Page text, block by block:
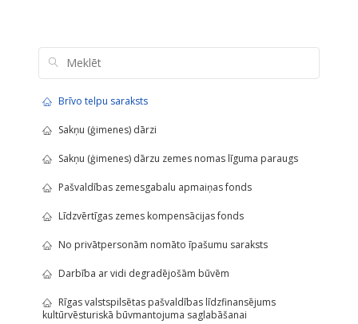
Brīvo telpu saraksts
Sakņu (ģimenes) dārzi
Sakņu (ģimenes) dārzu zemes nomas līguma paraugs
Pašvaldības zemesgabalu apmaiņas fonds
Līdzvērtīgas zemes kompensācijas fonds
No privātpersonām nomāto īpašumu saraksts
Darbība ar vidi degradējošām būvēm
Rīgas valstspilsētas pašvaldības līdzfinansējums
kultūrvēsturiskā būvmantojuma saglabāšanai